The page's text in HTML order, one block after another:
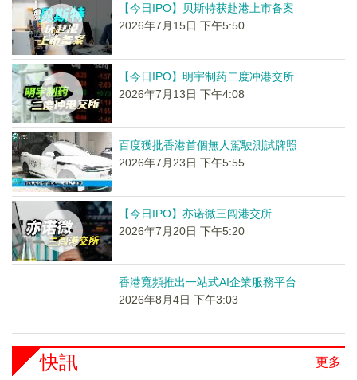
【今日IPO】贝斯特获赴港上市备案
2026年7月15日 下午5:50
【今日IPO】明宇制药二度冲港交所
2026年7月13日 下午4:08
百度獲批香港首個無人駕駛測試牌照
2026年7月23日 下午5:55
【今日IPO】亦诺微三闯港交所
2026年7月20日 下午5:20
香港寬頻推出一站式AI企業服務平台
2026年8月4日 下午3:03
更多
快訊